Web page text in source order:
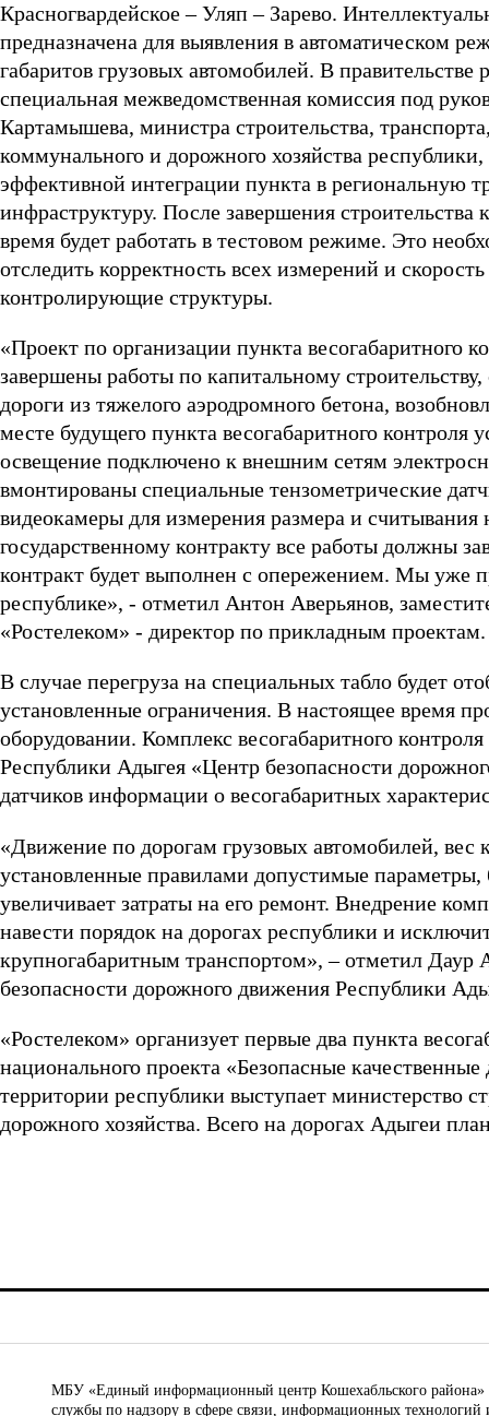
Красногвардейское – Уляп – Зарево.
предназначена для выявления в автоматическом
габаритов грузовых автомобилей. В правительстве
специальная межведомственная комиссия под
Картамышева, министра строительства,
коммунального и дорожного хозяйства
эффективной интеграции пункта в региональную
инфраструктуру. После завершения строительства
время будет работать в тестовом режиме. Это
отследить корректность всех измерений и
контролирующие структуры.
«Проект по организации пункта весогабаритного
завершены работы по капитальному
дороги из тяжелого аэродромного бетона,
месте будущего пункта весогабаритного
освещение подключено к внешним сетям
вмонтированы специальные тензометрические
видеокамеры для измерения размера и
государственному контракту все работы должны
контракт будет выполнен с опережением. Мы уже
республике», - отметил Антон Аверьянов,
«Ростелеком» - директор по прикладным проектам.
В случае перегруза на специальных табло будет
установленные ограничения. В настоящее время
оборудовании. Комплекс весогабаритного
Республики Адыгея «Центр безопасности
датчиков информации о весогабаритных
«Движение по дорогам грузовых автомобилей, вес
установленные правилами допустимые
увеличивает затраты на его ремонт. Внедрение
навести порядок на дорогах республики и
крупногабаритным транспортом», – отметил
безопасности дорожного движения Республики
«Ростелеком» организует первые два пункта
национального проекта «Безопасные
территории республики выступает министерство
дорожного хозяйства. Всего на дорогах Адыгеи
МБУ «Единый информационный центр Кошехабльского района»
службы по надзору в сфере связи, информационных